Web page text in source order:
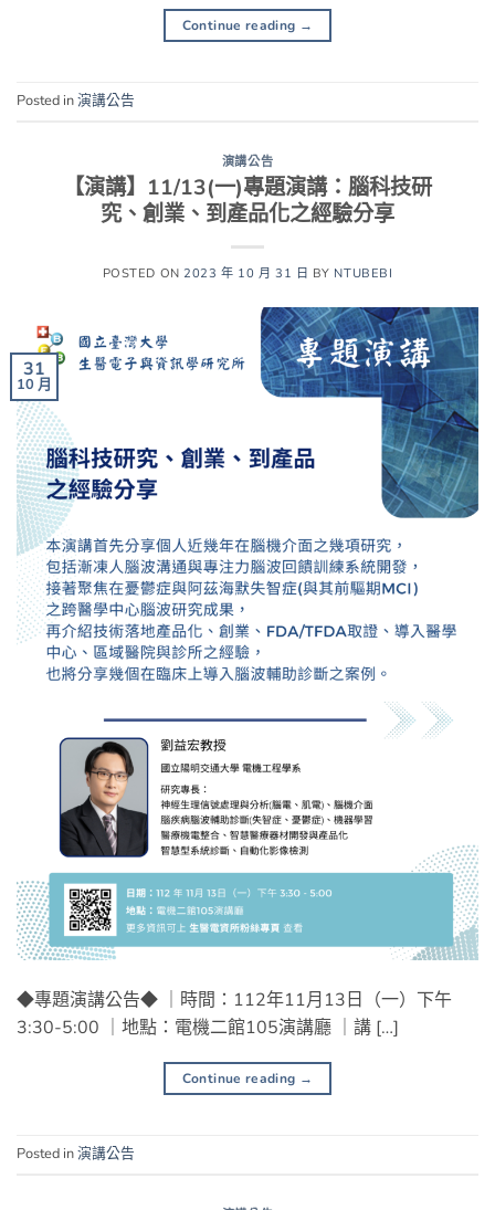
Continue reading →
Posted in演講公告
演講公告
【演講】11/13(一)專題演講：腦科技研
究、創業、到產品化之經驗分享
POSTED ON 2023 年 10 月 31 日 BY NTUBEBI
31
10 月
◆專題演講公告◆ ｜時間：112年11月13日（一）下午
3:30-5:00 ｜地點：電機二館105演講廳 ｜講 […]
Continue reading →
Posted in演講公告